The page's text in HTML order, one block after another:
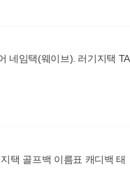
네임택(웨이브). 러기지택 TA
택 골프백 이름표 캐디백 태